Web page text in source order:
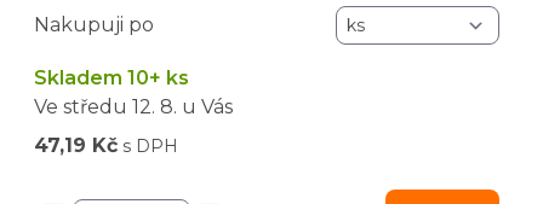
Nakupuji po
Skladem 10+ ks
Ve středu 12. 8. u Vás
47,19 Kč s DPH